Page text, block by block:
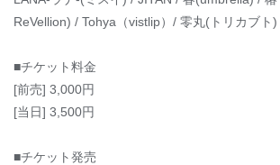
ReVellion) / Tohya（vistlip）/ 零丸(トリカブト)
■チケット料金
[前売] 3,000円
[当日] 3,500円
■チケット発売